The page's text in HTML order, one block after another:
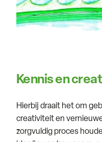
Kennis en
Hierbij draait het om
creativiteit en
zorgvuldig proces